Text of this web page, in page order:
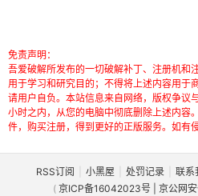
免责声明：
吾爱破解所发布的一切破解补丁、注册机和
用于学习和研究目的；不得将上述内容用于
请用户自负。本站信息来自网络，版权争议
小时之内，从您的电脑中彻底删除上述内容
件，购买注册，得到更好的正版服务。如有
RSS订阅 小黑屋 处罚记录 联系
( 京ICP备16042023号 | 京公网